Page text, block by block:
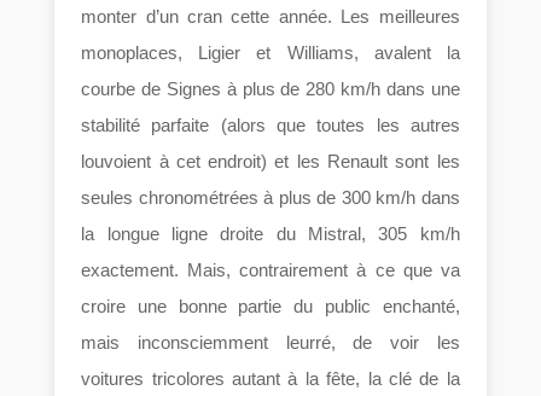
monter d’un cran cette année. Les meilleures
monoplaces, Ligier et Williams, avalent la
courbe de Signes à plus de 280 km/h dans une
stabilité parfaite (alors que toutes les autres
louvoient à cet endroit) et les Renault sont les
seules chronométrées à plus de 300 km/h dans
la longue ligne droite du Mistral, 305 km/h
exactement. Mais, contrairement à ce que va
croire une bonne partie du public enchanté,
mais inconsciemment leurré, de voir les
voitures tricolores autant à la fête, la clé de la